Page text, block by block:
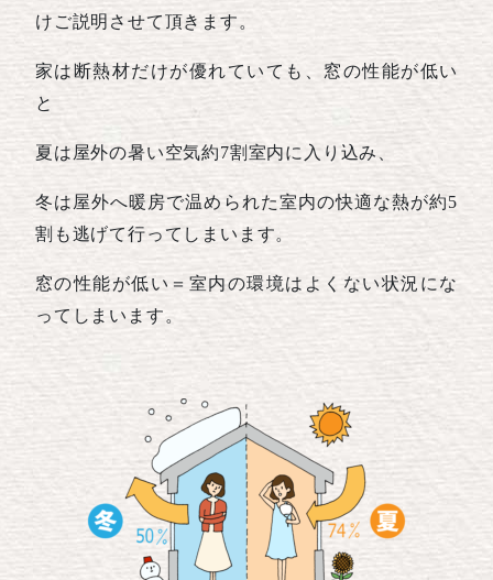
けご説明させて頂きます。
家は断熱材だけが優れていても、窓の性能が低い
と
夏は屋外の暑い空気約7割室内に入り込み、
冬は屋外へ暖房で温められた室内の快適な熱が約5
割も逃げて行ってしまいます。
窓の性能が低い＝室内の環境はよくない状況にな
ってしまいます。